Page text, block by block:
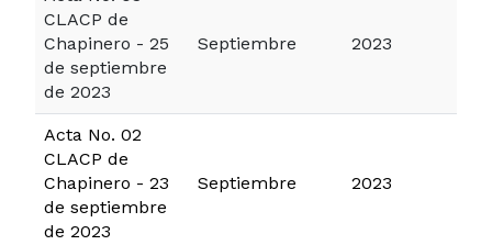
CLACP de
Chapinero - 25
de septiembre
de 2023
Septiembre 2023
Acta No. 02
CLACP de
Chapinero - 23
de septiembre
de 2023
Septiembre 2023